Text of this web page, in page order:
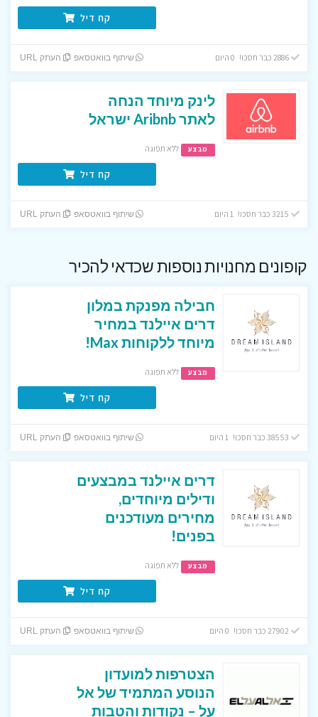
קח דיל
2886 כבר חסכו! 0 היום שיתוף בוואטסאפ העתק URL
לינק מיוחד הנחה
לאתר Aribnb ישראל
מבצע ללא תפוגה
קח דיל
שיתוף בוואטסאפ העתק URL
קופונים מחנויות נוספות שכדאי להכיר
חבילה מפנקת במלון
דרים איילנד במחיר
מיוחד ללקוחות Max!
מבצע ללא תפוגה
קח דיל
שיתוף בוואטסאפ העתק URL
דרים איילנד במבצעים
ודילים מיוחדים,
מחירים מעודכנים
בפנים!
מבצע ללא תפוגה
קח דיל
שיתוף בוואטסאפ העתק URL
הצטרפות למועדון
הנוסע המתמיד של אל
על – נקודות והטבות